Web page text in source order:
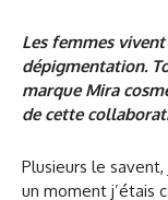
Les femmes
dépigmentation.
marque Mira
de cette
Plusieurs le
un moment j’étais